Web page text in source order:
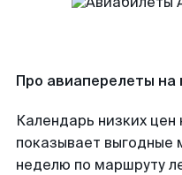
Про авиаперелеты
Календарь низких
показывает выгодные
неделю по маршруту